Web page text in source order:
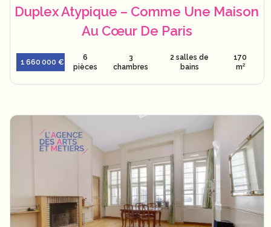
Duplex Atypique – Comme Une Maison
Au Cœur De Paris
1 660 000 €
6
pièces
3
chambres
2 salles de
bains
170
m²